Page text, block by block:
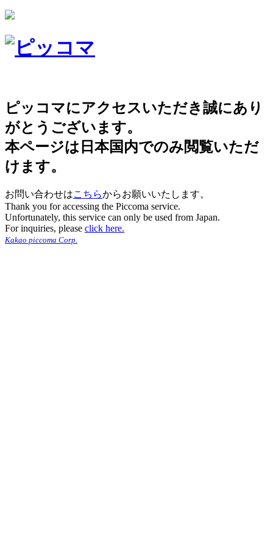
ピッコマにアクセスいただき誠にあり
がとうございます。
本ページは日本国内でのみ閲覧いただ
けます。
お問い合わせはこちらからお願いいたします。
Thank you for accessing the Piccoma service.
Unfortunately, this service can only be used from Japan.
For inquiries, please click here.
Kakao piccoma Corp.